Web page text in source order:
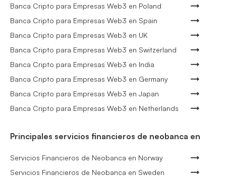
Banca Cripto para Empresas Web3 en Poland
Banca Cripto para Empresas Web3 en Spain
Banca Cripto para Empresas Web3 en UK
Banca Cripto para Empresas Web3 en Switzerland
Banca Cripto para Empresas Web3 en India
Banca Cripto para Empresas Web3 en Germany
Banca Cripto para Empresas Web3 en Japan
Banca Cripto para Empresas Web3 en Netherlands
Principales servicios financieros de neobanca en
Servicios Financieros de Neobanca en Norway
Servicios Financieros de Neobanca en Sweden